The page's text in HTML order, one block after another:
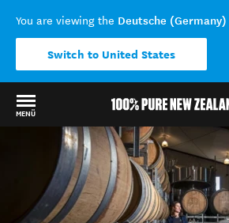
You are viewing the Deutsche (Germany)
Switch to United States
MENÜ
Back to my results